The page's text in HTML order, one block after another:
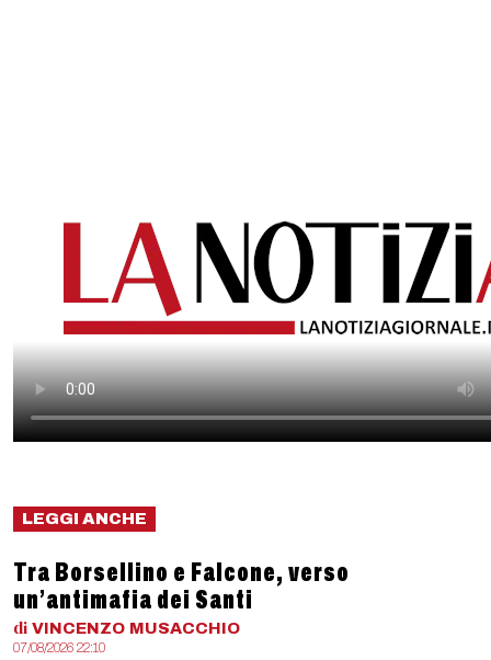
LEGGI ANCHE
Tra Borsellino e Falcone, verso
un’antimafia dei Santi
di VINCENZO MUSACCHIO
07/08/2026 22:10